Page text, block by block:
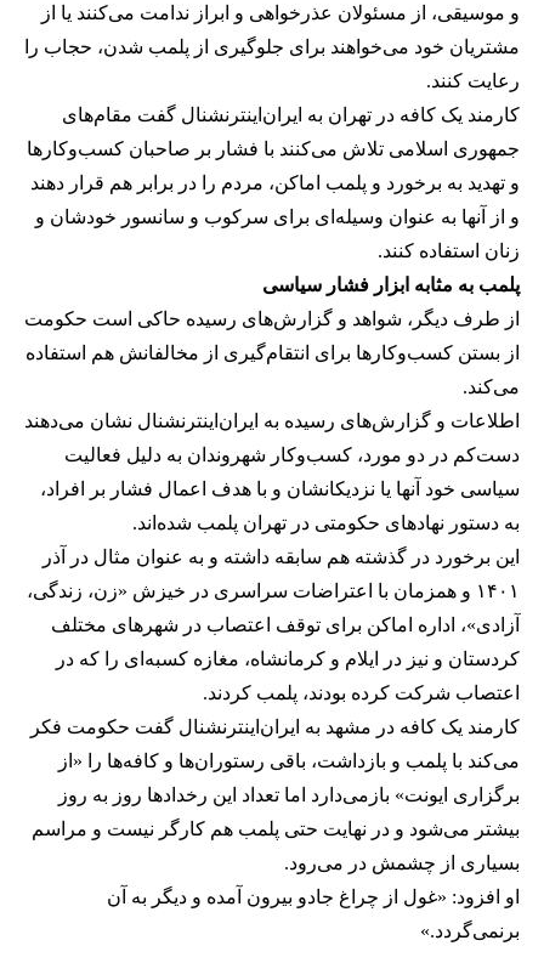
و موسیقی، از مسئولان عذرخواهی و ابراز ندامت می‌کنند یا از
مشتریان خود می‌خواهند برای جلوگیری از پلمب شدن، حجاب را
رعایت کنند.
کارمند یک کافه در تهران به ایران‌اینترنشنال گفت مقام‌های
جمهوری اسلامی تلاش می‌کنند با فشار بر صاحبان کسب‌وکارها
و تهدید به برخورد و پلمب اماکن، مردم را در برابر هم قرار دهند
و از آنها به عنوان وسیله‌ای برای سرکوب و سانسور خودشان و
زنان استفاده کنند.
پلمب به مثابه ابزار فشار سیاسی
از طرف دیگر، شواهد و گزارش‌های رسیده حاکی است حکومت
از بستن کسب‌وکارها برای انتقام‌گیری از مخالفانش هم استفاده
می‌کند.
اطلاعات و گزارش‌های رسیده به ایران‌اینترنشنال نشان می‌دهند
دست‌کم در دو مورد، کسب‌وکار شهروندان به دلیل فعالیت
سیاسی خود آنها یا نزدیکانشان و با هدف اعمال فشار بر افراد،
به دستور نهادهای حکومتی در تهران پلمب شده‌اند.
این برخورد در گذشته هم سابقه داشته و به عنوان مثال در آذر
۱۴۰۱ و همزمان با اعتراضات سراسری در خیزش «زن، زندگی،
آزادی»، اداره اماکن برای توقف اعتصاب در شهرهای مختلف
کردستان و نیز در ایلام و کرمانشاه، مغازه کسبه‌ای را که در
اعتصاب شرکت کرده بودند، پلمب کردند.
کارمند یک کافه در مشهد به ایران‌اینترنشنال گفت حکومت فکر
می‌کند با پلمب و بازداشت، باقی رستوران‌ها و کافه‌ها را «از
برگزاری ایونت» بازمی‌دارد اما تعداد این رخدادها روز به روز
بیشتر می‌شود و در نهایت حتی پلمب هم کارگر نیست و مراسم
بسیاری از چشمش در می‌رود.
او افزود: «غول از چراغ جادو بیرون آمده و دیگر به آن
برنمی‎‌گردد.»